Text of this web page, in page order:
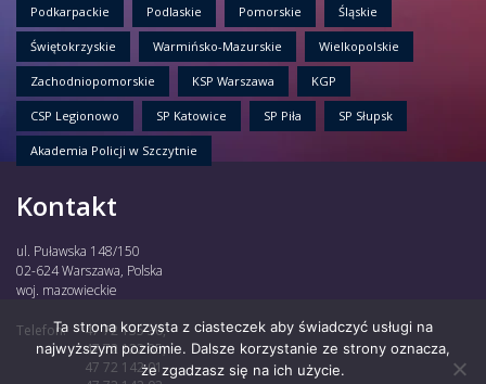
Podkarpackie Podlaskie Pomorskie Śląskie
Świętokrzyskie Warmińsko-Mazurskie Wielkopolskie
Zachodniopomorskie KSP Warszawa KGP
CSP Legionowo SP Katowice SP Piła SP Słupsk
Akademia Policji w Szczytnie
Kontakt
ul. Puławska 148/150
02-624 Warszawa, Polska
woj. mazowieckie
Telefon:
47 72 135 30,
47 72 122 85,
47 72 142 01,
Ta strona korzysta z ciasteczek aby świadczyć usługi na
najwyższym poziomie. Dalsze korzystanie ze strony oznacza,
że zgadzasz się na ich użycie.